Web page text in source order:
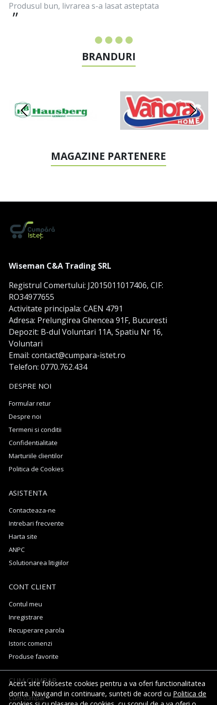
Acest site foloseste cookies pentru a va oferi functionalitatea
dorita. Navigand in continuare, sunteti de acord cu Politica de
Produsul bun, livrarea s-a lasat asteptata
BRANDURI
MAGAZINE PARTENERE
Wiseman C&A Trading SRL
Registrul Comertului: J2015011017406, CIF:
RO34977655
Activitate principala: CAEN 4791
Adresa: Prelungirea Ghencea 91F, Bucuresti
Depozit: B-dul Voluntari 11A, Spatiu Nr 16,
Voluntari
Email: contact@cumpara-istet.ro
Telefon: 0770.762.434
DESPRE NOI
Formular retur
Despre noi
Termeni si conditii
Confidentialitate
Marturiile clientilor
Politica de Cookies
ASISTENTA
Contacteaza-ne
Intrebari frecvente
Harta site
ANPC
Solutionarea litigiilor
CONT CLIENT
Contul meu
Inregistrare
Recuperare parola
Istoric comenzi
Produse favorite
CUM CUMPAR
Cum cumpar